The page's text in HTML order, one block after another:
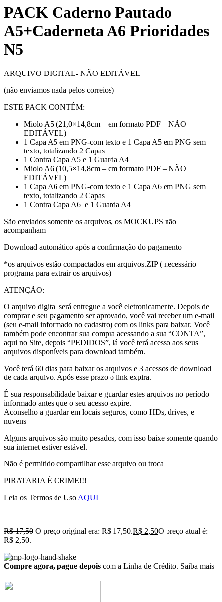
PACK Caderno Pautado
A5+Caderneta A6 Prioridades
N5
ARQUIVO DIGITAL- NÃO EDITÁVEL
(não enviamos nada pelos correios)
ESTE PACK CONTÉM:
Miolo A5 (21,0×14,8cm – em formato PDF – NÃO
EDITÁVEL)
1 Capa A5 em PNG-com texto e 1 Capa A5 em PNG sem
texto, totalizando 2 Capas
1 Contra Capa A5 e 1 Guarda A4
Miolo A6 (10,5×14,8cm – em formato PDF – NÃO
EDITÁVEL)
1 Capa A6 em PNG-com texto e 1 Capa A6 em PNG sem
texto, totalizando 2 Capas
1 Contra Capa A6 e 1 Guarda A4
São enviados somente os arquivos, os MOCKUPS não
acompanham
Download automático após a confirmação do pagamento
*os arquivos estão compactados em arquivos.ZIP ( necessário
programa para extrair os arquivos)
ATENÇÃO:
O arquivo digital será entregue a você eletronicamente. Depois de
comprar e seu pagamento ser aprovado, você vai receber um e-mail
(seu e-mail informado no cadastro) com os links para baixar. Você
também pode encontrar sua compra acessando a sua “CONTA”,
aqui no Site, depois “PEDIDOS”, lá você terá acesso aos seus
arquivos disponíveis para download também.
Você terá 60 dias para baixar os arquivos e 3 acessos de download
de cada arquivo. Após esse prazo o link expira.
É sua responsabilidade baixar e guardar estes arquivos no período
informado antes que o seu acesso expire.
Aconselho a guardar em locais seguros, como HDs, drives, e
nuvens
Alguns arquivos são muito pesados, com isso baixe somente quando
sua internet estiver estável.
Não é permitido compartilhar esse arquivo ou troca
PIRATARIA É CRIME!!!
Leia os Termos de Uso AQUI
R$17,50 O preço original era: R$ 17,50.R$ 2,50O preço atual é:
R$ 2,50.
Compre agora, pague depois com a Linha de Crédito. Saiba mais